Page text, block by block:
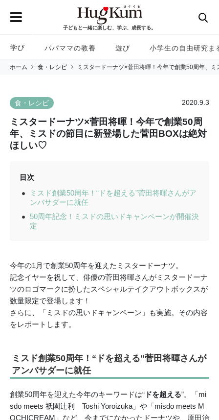
子どもと一緒に楽しむ、学ぶ、成長する。
学び パパママの教養 遊び 小学生の自由研究ま
ホーム 食・レシピ ミスタードーナツ×菅田将暉！今年で創業50周年、
食・レシピ 2020.9.3
ミスタードーナツ×菅田将暉！今年で創業50周
年、ミスドの節目に新登場した菅田BOXは絶対
ほしい♡
目次
ミスド創業50周年！“ドを超える”菅田将暉さんがア
ンバサダーに就任
50周年記念！ミスドの思いドキャンペーンが開催決
定
今年の1月で創業50周年を迎えたミスタードーナツ。
記念イヤーを祝して、俳優の菅田将暉さんがミスタードーナ
ツのロゴマークに扮したスペシャルテイクアウトボックスが
数量限定で登場します！
さらに、「ミスドの思いドキャンペーン」も実施。その内容
をレポートします。
ミスド創業50周年！“ドを超える”菅田将暉さんが
アンバサダーに就任
創業50周年を迎えた今年のキーワードは“ ドを超える”。「mi
sdo meets 祇園辻利 Toshi Yoroizuka」や「misdo meets M
OCHICREAM」など、今までになかったドーナツや、原田治